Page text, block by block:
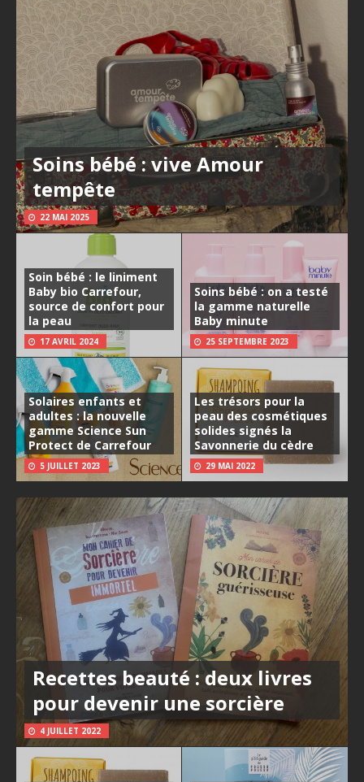
Soins bébé : vive Amour
tempête
22 MAI 2025
Soin bébé : le liniment
Baby bio Carrefour,
source de confort pour
la peau
17 AVRIL 2024
Soins bébé : on a testé
la gamme naturelle
Baby minute
25 SEPTEMBRE 2023
Solaires enfants et
adultes : la nouvelle
gamme Science Sun
Protect de Carrefour
5 JUILLET 2023
Les trésors pour la
peau des cosmétiques
solides signés la
Savonnerie du cèdre
29 MAI 2022
Recettes beauté : deux livres
pour devenir une sorcière
4 JUILLET 2022